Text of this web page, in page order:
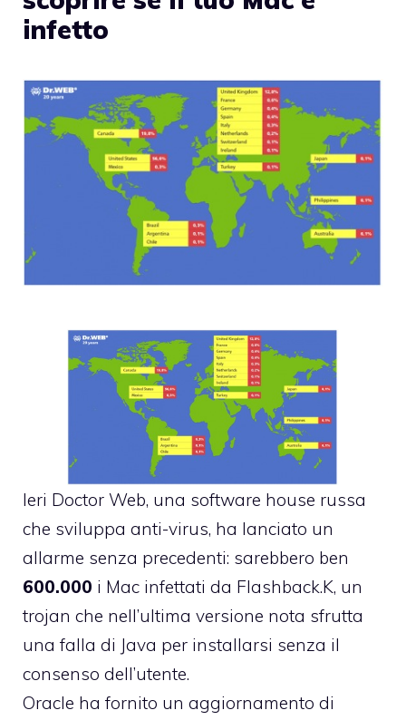
infetto
Ieri Doctor Web, una software house russa
che sviluppa anti-virus, ha lanciato un
allarme senza precedenti: sarebbero ben
600.000 i Mac infettati da Flashback.K, un
trojan che nell’ultima versione nota sfrutta
una falla di Java per installarsi senza il
consenso dell’utente.
Oracle ha fornito un aggiornamento di